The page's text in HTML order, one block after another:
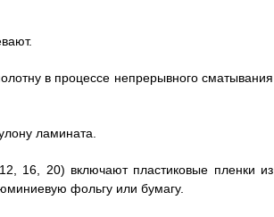
в процессе непрерывного сматывания
ламината.
16, 20) включают пластиковые пленки из
фольгу или бумагу.